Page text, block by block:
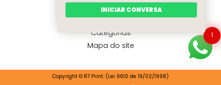
Quem somos
Contato
Categorias
Mapa do site
Copyright © R7 Print. (Lei 9610 de 19/02/1998)
1
INICIAR CONVERSA